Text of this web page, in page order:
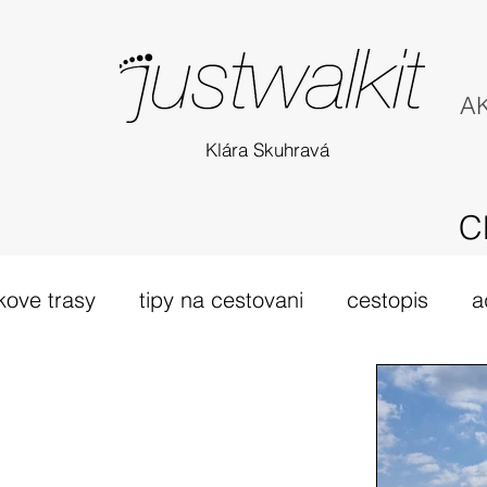
Klára Skuhravá
trasy tipy na cestovani cestopis
camino
dovolená